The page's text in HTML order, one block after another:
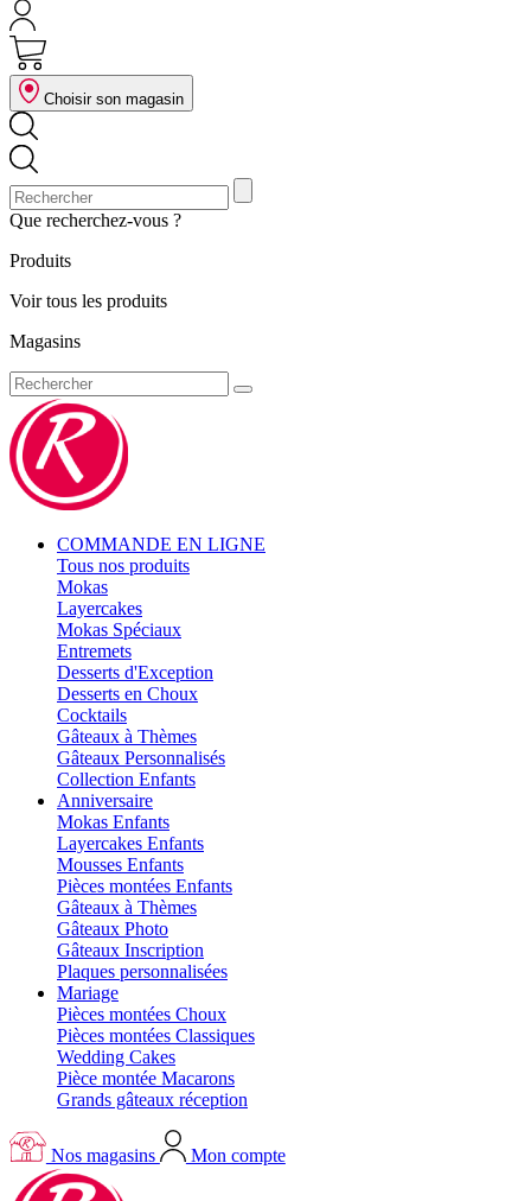
Choisir son magasin
Que recherchez-vous ?
Produits
Voir tous les produits
Magasins
COMMANDE EN LIGNE
Tous nos produits
Mokas
Layercakes
Mokas Spéciaux
Entremets
Desserts d'Exception
Desserts en Choux
Cocktails
Gâteaux à Thèmes
Gâteaux Personnalisés
Collection Enfants
Anniversaire
Mokas Enfants
Layercakes Enfants
Mousses Enfants
Pièces montées Enfants
Gâteaux à Thèmes
Gâteaux Photo
Gâteaux Inscription
Plaques personnalisées
Mariage
Pièces montées Choux
Pièces montées Classiques
Wedding Cakes
Pièce montée Macarons
Grands gâteaux réception
Nos magasins Mon compte